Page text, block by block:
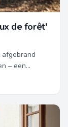
de forêt'
– een
en waar